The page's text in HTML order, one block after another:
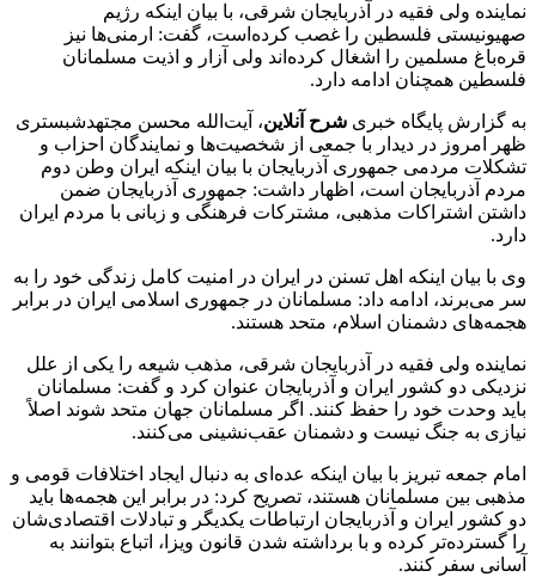
نماینده ولی فقیه در آذربایجان شرقی، با بیان اینکه رژیم
صهیونیستی فلسطین را غصب کرده‌است، گفت: ارمنی‌ها نیز
قره‌باغ مسلمین را اشغال کرده‌اند ولی آزار و اذیت مسلمانان
فلسطین همچنان ادامه دارد.
به گزارش پایگاه خبری شرح آنلاین، آیت‌الله محسن مجتهدشبستری
ظهر امروز در دیدار با جمعی از شخصیت‌ها و نمایندگان احزاب و
تشکلات مردمی جمهوری آذربایجان با بیان اینکه ایران وطن دوم
مردم آذربایجان است، اظهار داشت: جمهوری آذربایجان ضمن
داشتن اشتراکات مذهبی، مشترکات فرهنگی و زبانی با مردم ایران
دارد.
وی با بیان اینکه اهل تسنن در ایران در امنیت کامل زندگی خود را به
سر می‌برند، ادامه داد: مسلمانان در جمهوری اسلامی ایران در برابر
هجمه‌های دشمنان اسلام، متحد هستند.
نماینده ولی فقیه در آذربایجان شرقی، مذهب شیعه را یکی از علل
نزدیکی دو کشور ایران و آذربایجان عنوان کرد و گفت: مسلمانان
باید وحدت خود را حفظ کنند. اگر مسلمانان جهان متحد شوند اصلاً
نیازی به جنگ نیست و دشمنان عقب‌نشینی می‌کنند.
امام جمعه تبریز با بیان اینکه عده‌ای به دنبال ایجاد اختلافات قومی و
مذهبی بین مسلمانان هستند، تصریح کرد: در برابر این هجمه‌ها باید
دو کشور ایران و آذربایجان ارتباطات یکدیگر و تبادلات اقتصادی‌شان
را گسترده‌تر کرده و با برداشته شدن قانون ویزا، اتباع بتوانند به
آسانی سفر کنند.